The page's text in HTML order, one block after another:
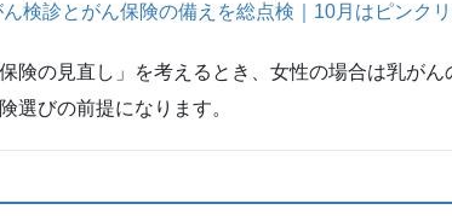
検診とがん保険の備えを総点検｜10月はピンク
保険の見直し」を考えるとき、女性の場合は乳が
選びの前提になります。